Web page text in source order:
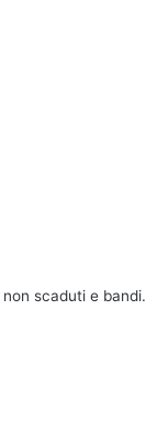
scaduti e bandi.